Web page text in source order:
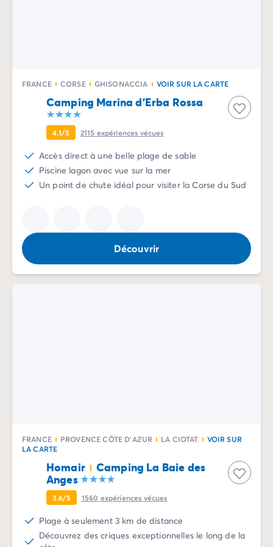
Camping Kvarner
Camping Portugal
Camping Algarve
Camping Centre Portugal
Camping Lisbonne
Camping Nord Portugal
Autres destinations
Camping Pays-Bas
Camping Styrie
Camping Luxembourg
Camping avec parc aquatique
Camping avec piscine
Camping en bord de lac
Camping en bord de mer
Camping en bord de rivière
Camping en nature et découvertes
Camping et vélo en famille
FRANCE CORSE GHISONACCIA VOIR SUR LA CARTE
Camping Marina d'Erba Rossa
4.1/5 2115 expériences vécues
Accès direct à une belle plage de sable
Piscine lagon avec vue sur la mer
Un point de chute idéal pour visiter la Corse du Sud
Découvrir
FRANCE PROVENCE CÔTE D'AZUR LA CIOTAT
VOIR SUR
LA CARTE
Homair
Camping La Baie des
Anges
3.6/5 1560 expériences vécues
Plage à seulement 3 km de distance
Découvrez des criques exceptionnelles le long de la